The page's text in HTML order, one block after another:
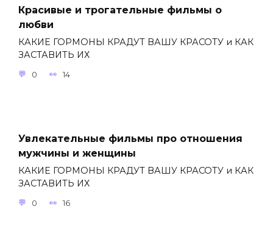
Красивые и трогательные фильмы о
любви
КАКИЕ ГОРМОНЫ КРАДУТ ВАШУ КРАСОТУ и КАК
ЗАСТАВИТЬ ИХ
0 14
Увлекательные фильмы про отношения
мужчины и женщины
КАКИЕ ГОРМОНЫ КРАДУТ ВАШУ КРАСОТУ и КАК
ЗАСТАВИТЬ ИХ
0 16